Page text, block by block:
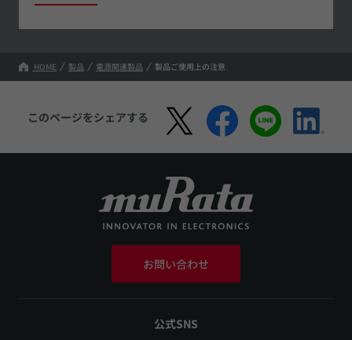
HOME 製品 電源関連製品 製品ご使用上の注意
このページをシェアする
お問い合わせ
公式SNS